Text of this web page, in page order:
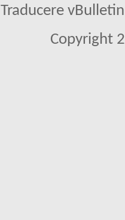
Traducere
Copyright